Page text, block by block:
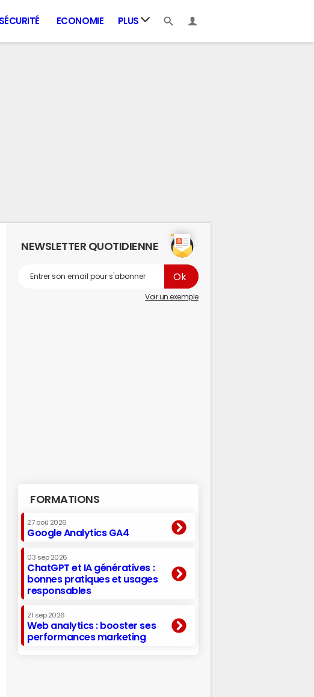
ECONOMIE PLUS
NEWSLETTER QUOTIDIENNE
Voir un exemple
FORMATIONS
27 aoû 2026
Google Analytics GA4
03 sep 2026
ChatGPT et IA génératives :
bonnes pratiques et usages
responsables
21 sep 2026
Web analytics : booster ses
performances marketing